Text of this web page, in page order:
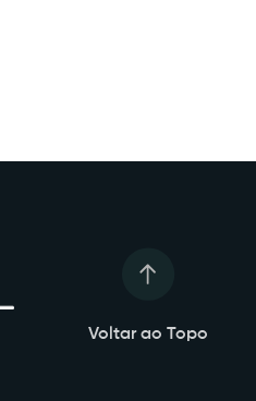
Voltar ao Topo